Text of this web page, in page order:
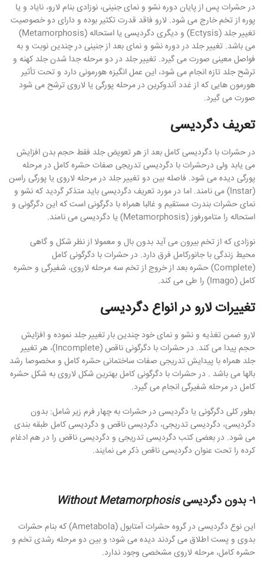
در حشرات پس از پایان دوره نشو و نمای جنینی، نوزادی بنام لارو، نایاد و یا
پوره از تخم خارج می شود. لارو فاقد قدرت تکثیر بوده و دارای دو خصوصیت
تغییر جلد (Ectysis) و دیگری دگردیسی یا استحاله (Metamorphosis)
می باشد. تغییر جلد در دوره نشو و نمای بعد از جنینی در چندین نوبت و به
فواصل معینی صورت می گیرد. تغییر جلد در دو مرحله جدا شدن جلد کهنه و
ترشح جلد تازه انجام می شود، این عمل انگیزه هورمونی دارد و تحت تأثیر
هورمون هایی که از غدد آندوکرین در مرحله پورگی یا لاروی ترشح می شود
صورت می گیرد.
تعریف دگردیسی
در حشرات با دگردیسی کامل بعد از هر تعویض جلد فقط حجم بدن افزایش
می یابد ولی درحشرات با دگردیسی تدریجی صفات حشره کامل در مرحله
پورگی دیده می شود. فاصله بین دو تغییر جلد در مرحله لاروی یا پورگی راسن
(Instar) می نامند. اما در مورد تعریف دگردیسی باید متذکر گردید که نشو و
نمای حشرات بندرت مستقیم و غالبا همراه با دگرگونی است که این دگرگونی و
استحاله را متامورفوز (Metamorphosis) یا دگردیسی می نامند.
نوزادی که از تخم بیرون می آید بدون بال و معمولا از نظر شکل و گاهی
محیط زندگی با جانورکامل فرق دارد. در حشرات با دگرگونی کامل
(Complete) حشره بعد از خروج از تخم سه مرحله لاروی، شفیرگی و حشره
کامل (Imago) را طی می کند.
تغییرات لارو در انواع دگردیسی
لارو ضمن تغذیه و نشو و نمای خود چندین بار تغییر جلد نموده و افزایش
حجم پیدا می کند. در حشرات با دگرگونی ناقص (Incomplete)، هر تغییر
جلد همراه با پیدایش تدریجی صفات ساختمانی حشره کامل و مخصوصا رشد
بالها می باشد . در حشرات با دگرگونی کامل بهترین شکل لاروی به شکل حشره
کامل در مرحله شفیرگی انجام می گیرد.
بطور کلی دگرگونی یا دگردیسی در حشرات به چهار فرم زیر شامل: بدون
دگردیسی، دگردیسی تدریجی، دگردیسی ناقص و دگردیسی کامل طبقه بندی
می شود. در بعضی کتب دگردیسی تدریجی و دگردیسی ناقص را در هم ادغام
کرده را تحت عنوان دگردیسی ناقص ذکر می نمایند.
١- بدون دگردیسی Without Metamorphosis
این نوع دگردیسی در گروه حشرات آمتابول (Ametabola) که بنام حشرات
بدوی و پست اطلاق می گردند دیده می شود؛ و بین دو مرحله رشدی تخم و
حشره کامل، مرحله لاروی مشخصی وجود ندارد.